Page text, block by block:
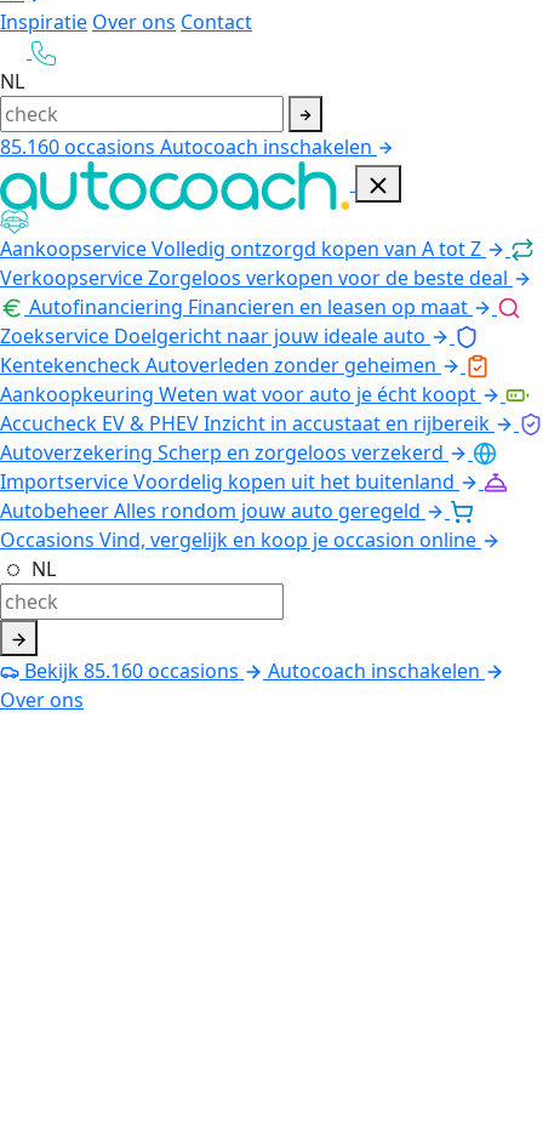
Inspiratie Over ons Contact
NL
85.160occasions Autocoach inschakelen
AankoopserviceVolledig ontzorgd kopen van A tot Z
VerkoopserviceZorgeloos verkopen voor de beste deal
Autofinanciering Financieren en leasen op maat
Zoekservice Doelgericht naar jouw ideale auto
KentekencheckAutoverleden zonder geheimen
Aankoopkeuring Weten wat voor auto je écht koopt
Accucheck EV & PHEVInzicht in accustaat en rijbereik
Autoverzekering Scherp en zorgeloos verzekerd
ImportserviceVoordelig kopen uit het buitenland
AutobeheerAlles rondom jouw auto geregeld
Occasions Vind, vergelijk en koop je occasion online
NL
Bekijk85.160occasions
Autocoach inschakelen
Over ons